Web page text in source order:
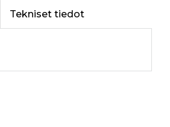
Tekniset tiedot